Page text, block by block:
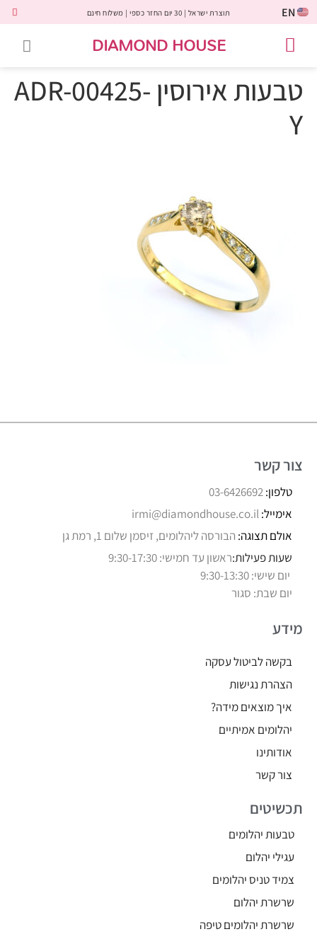
EN תוצרת ישראל | 30 יום החזר כספי | משלוח חינם
DIAMOND HOUSE
טבעות אירוסין ADR-00425-
Y
צור קשר
טלפון:03-6426692
אימייל:irmi@diamondhouse.co.il
אולם תצוגה: הבורסה ליהלומים, זיסמן שלום 1, רמת גן
שעות פעילות:ראשון עד חמישי: 9:30-17:30
יום שישי: 9:30-13:30
יום שבת: סגור
מידע
בקשה לביטול עסקה
הצהרת נגישות
איך מוצאים מידה?
יהלומים אמיתיים
אודותינו
צור קשר
תכשיטים
טבעות יהלומים
עגילי יהלום
צמיד טניס יהלומים
שרשרת יהלום
שרשרת יהלומים טיפה